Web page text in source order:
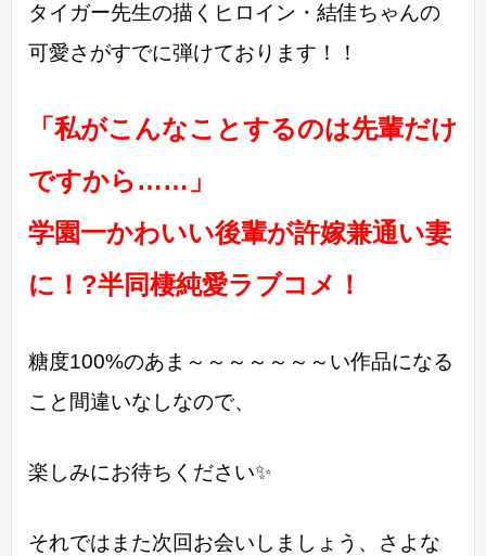
タイガー先生の描くヒロイン・結佳ちゃんの
可愛さがすでに弾けております！！
「私がこんなことするのは先輩だけ
ですから……」
学園一かわいい後輩が許嫁兼通い妻
に！?半同棲純愛ラブコメ！
糖度100%のあま～～～～～～～い作品になる
こと間違いなしなので、
楽しみにお待ちください✨
それではまた次回お会いしましょう、さよな